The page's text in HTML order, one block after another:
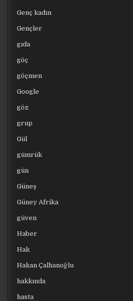
Genç kadın
Gençler
gıda
göç
göçmen
Google
göz
grup
Gül
gümrük
gün
Güneş
Güney Afrika
güven
Haber
Hak
Hakan Çalhanoğlu
hakkında
hasta